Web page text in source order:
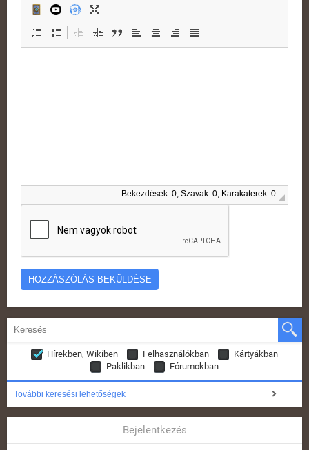
Bekezdések: 0, Szavak: 0, Karakaterek: 0
Hírekben, Wikiben Felhasználókban
Kártyákban
Paklikban
Fórumokban
További keresési lehetőségek
Bejelentkezés